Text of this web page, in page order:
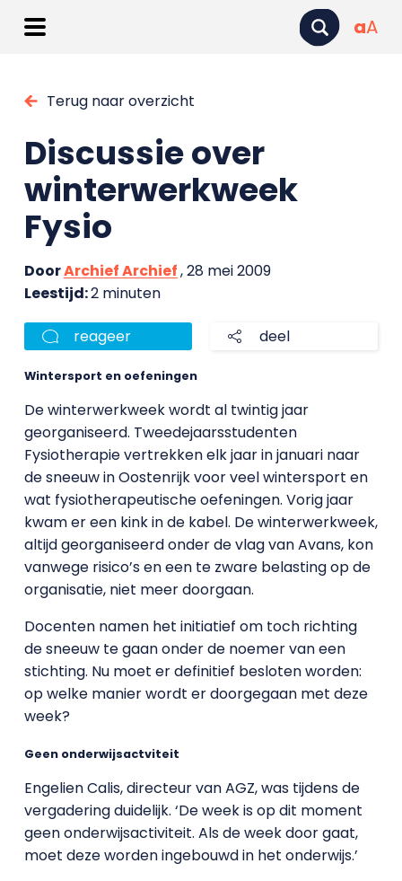
aA
Terug naar overzicht
Discussie over
winterwerkweek
Fysio
DoorArchief Archief, 28 mei 2009
Leestijd:2 minuten
reageer deel
Wintersport en oefeningen
De winterwerkweek wordt al twintig jaar
georganiseerd. Tweedejaarsstudenten
Fysiotherapie vertrekken elk jaar in januari naar
de sneeuw in Oostenrijk voor veel wintersport en
wat fysiotherapeutische oefeningen. Vorig jaar
kwam er een kink in de kabel. De winterwerkweek,
altijd georganiseerd onder de vlag van Avans, kon
vanwege risico’s en een te zware belasting op de
organisatie, niet meer doorgaan.
Docenten namen het initiatief om toch richting
de sneeuw te gaan onder de noemer van een
stichting. Nu moet er definitief besloten worden:
op welke manier wordt er doorgegaan met deze
week?
Geen onderwijsactviteit
Engelien Calis, directeur van AGZ, was tijdens de
vergadering duidelijk. ‘De week is op dit moment
geen onderwijsactiviteit. Als de week door gaat,
moet deze worden ingebouwd in het onderwijs.’